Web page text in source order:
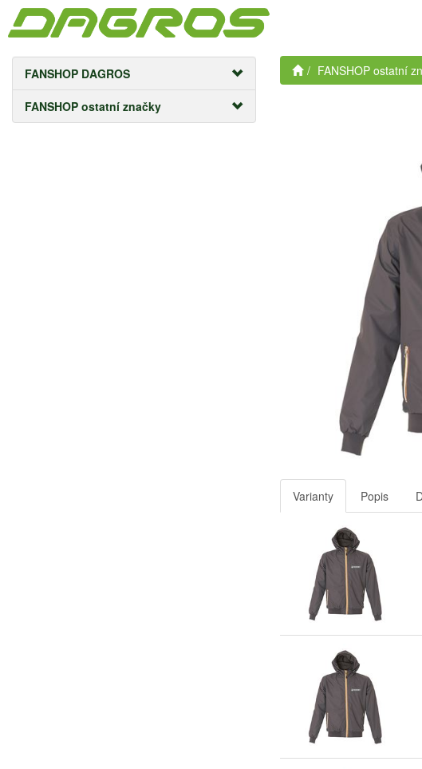
FANSHOP DAGROS
FANSHOP ostatní značky
FANSHOP ostatní
Varianty Popis